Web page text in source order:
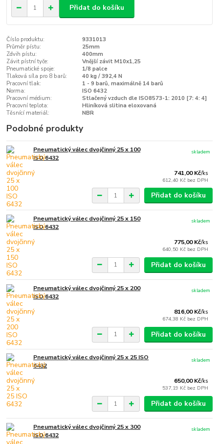
Přidat do košíku
Číslo produktu:
9331013
Průměr pístu:
25mm
Zdvih pístu:
400mm
Závit pístní tyče:
Vnější závit M10x1,25
Pneumatické spoje:
1/8 palce
Tlaková síla pro 8 barů:
40 kg / 392,4 N
Pracovní tlak:
1 - 9 barů, maximálně 14 barů
Norma:
ISO 6432
Pracovní médium:
Stlačený vzduch dle ISO8573-1: 2010 [7: 4: 4]
Pracovní teplota:
Hliníková slitina eloxovaná
Těsnící materiál:
NBR
Podobné produkty
Pneumatický válec dvojčinný 25 x 100
ISO 6432
741,00 Kč/ks
612,40 Kč bez DPH
skladem
Přidat do košíku
Pneumatický válec dvojčinný 25 x 150
ISO 6432
775,00 Kč/ks
640,50 Kč bez DPH
skladem
Přidat do košíku
Pneumatický válec dvojčinný 25 x 200
ISO 6432
816,00 Kč/ks
674,38 Kč bez DPH
skladem
Přidat do košíku
Pneumatický válec dvojčinný 25 x 25 ISO
6432
650,00 Kč/ks
537,19 Kč bez DPH
skladem
Přidat do košíku
Pneumatický válec dvojčinný 25 x 300
ISO 6432
skladem